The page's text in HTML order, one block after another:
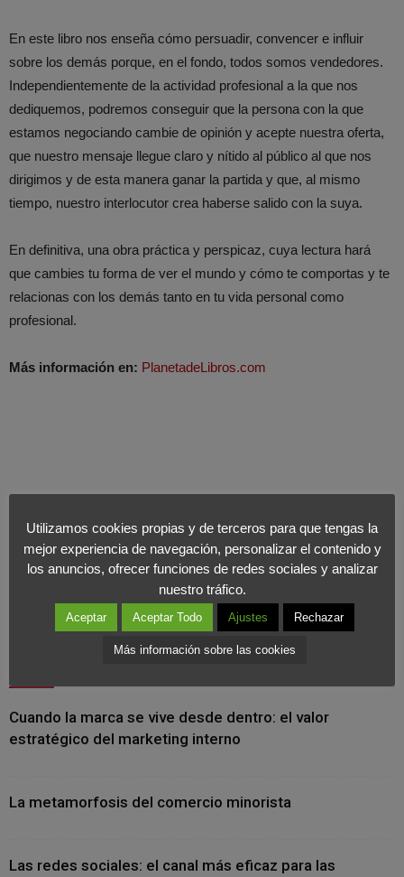
En este libro nos enseña cómo persuadir, convencer e influir
sobre los demás porque, en el fondo, todos somos vendedores.
Independientemente de la actividad profesional a la que nos
dediquemos, podremos conseguir que la persona con la que
estamos negociando cambie de opinión y acepte nuestra oferta,
que nuestro mensaje llegue claro y nítido al público al que nos
dirigimos y de esta manera ganar la partida y que, al mismo
tiempo, nuestro interlocutor crea haberse salido con la suya.
En definitiva, una obra práctica y perspicaz, cuya lectura hará
que cambies tu forma de ver el mundo y cómo te comportas y te
relacionas con los demás tanto en tu vida personal como
profesional.
Más información en: PlanetadeLibros.com
Cuando la marca se vive desde dentro: el valor
estratégico del marketing interno
La metamorfosis del comercio minorista
Las redes sociales: el canal más eficaz para las
Utilizamos cookies propias y de terceros para que tengas la
mejor experiencia de navegación, personalizar el contenido y
los anuncios, ofrecer funciones de redes sociales y analizar
nuestro tráfico.
Aceptar Aceptar Todo Ajustes Rechazar
Más información sobre las cookies